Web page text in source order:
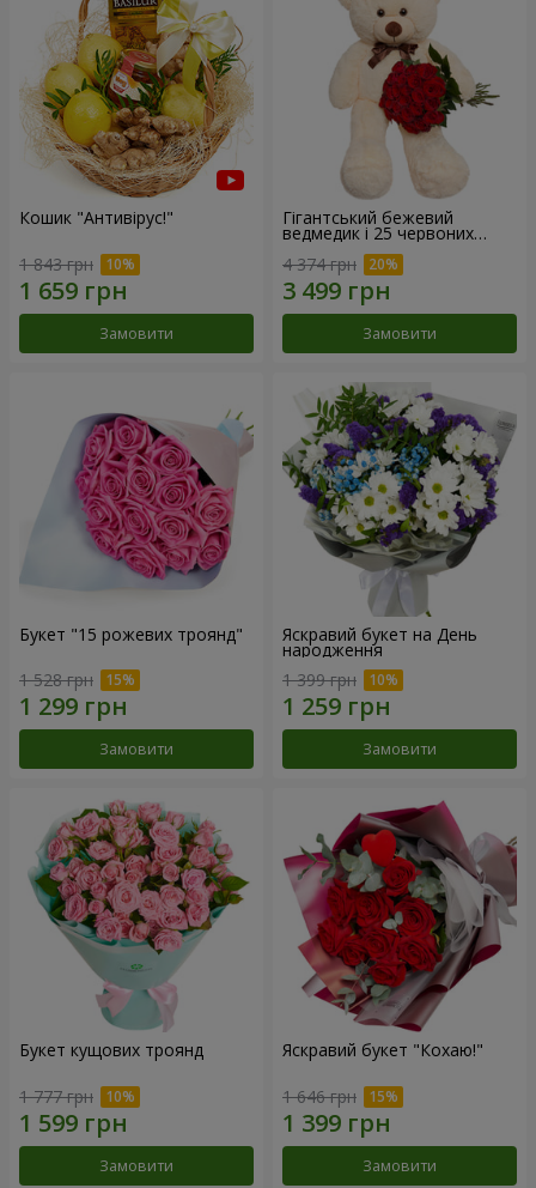
Кошик "Антивірус!"
1 843 грн
Замовити
Гігантський бежевий
ведмедик і 25 червоних
троянд
4 374 грн
Замовити
Букет "15 рожевих троянд"
1 528 грн
Замовити
Яскравий букет на День
народження
1 399 грн
Замовити
Букет кущових троянд
1 777 грн
Замовити
Яскравий букет "Кохаю!"
1 646 грн
Замовити